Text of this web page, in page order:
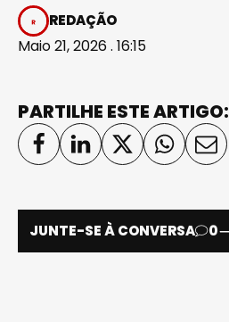
REDAÇÃO
Maio 21, 2026 . 16:15
PARTILHE ESTE ARTIGO:
JUNTE-SE À CONVERSA 0